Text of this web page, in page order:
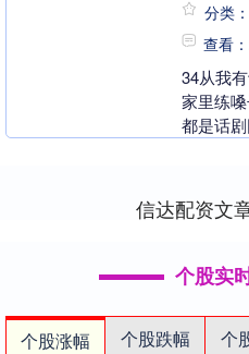
分类
查看
34从我
家里练
都是话
信达配资文
个股实
个股涨幅 个股跌幅 个